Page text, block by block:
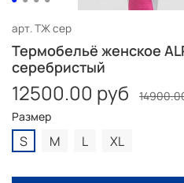
арт.ТЖ сер
Термобельё женское
серебристый
12500.00 руб
Размер
S M L XL